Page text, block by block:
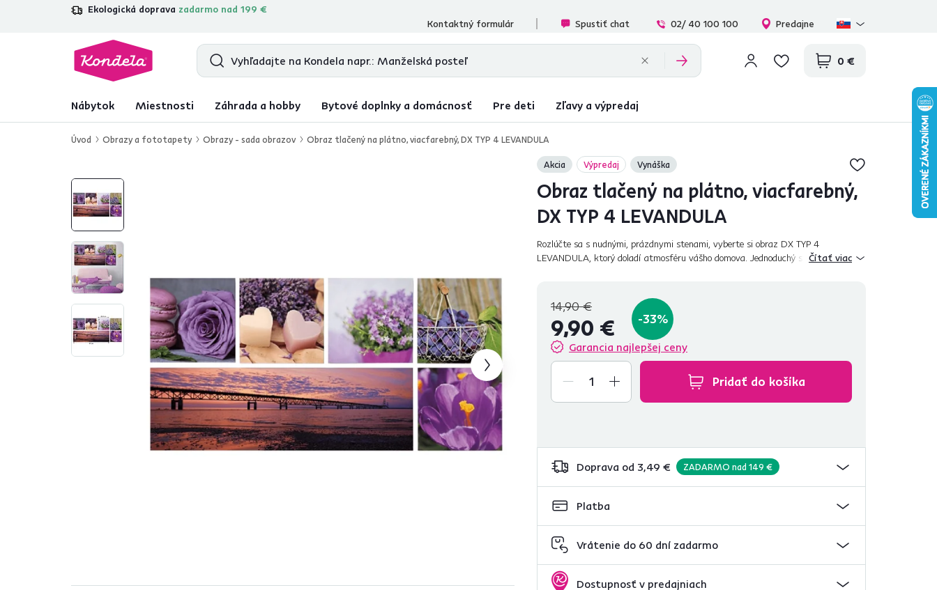
Ekologická doprava zadarmo nad 199 €
4,7 31 333overených produktových recenzií
Kontaktný formulár
Spustiť chat 02/ 40 100 100 Predajne
0 €
Nábytok Miestnosti Záhrada a hobby Bytové doplnky a domácnosť Pre deti Zľavy a výpredaj
Úvod Obrazy a fototapety Obrazy - sada obrazov Obraz tlačený na plátno, viacfarebný, DX TYP 4 LEVANDULA
Akcia Výpredaj Vynáška
Obraz tlačený na plátno, viacfarebný,
DX TYP 4 LEVANDULA
Rozlúčte sa s nudnými, prázdnymi stenami, vyberte si obraz DX TYP 4
LEVANDULA, ktorý doladí atmosféru vášho domova. Jednoduchý spôsob, ako si
Čítať viac
14,90 €
9,90 € -33%
Garancia najlepšej ceny
Pridať do košíka
Doprava od 3,49 € ZADARMO nad 149 €
Platba
Vrátenie do 60 dní zadarmo
Dostupnosť v predajniach